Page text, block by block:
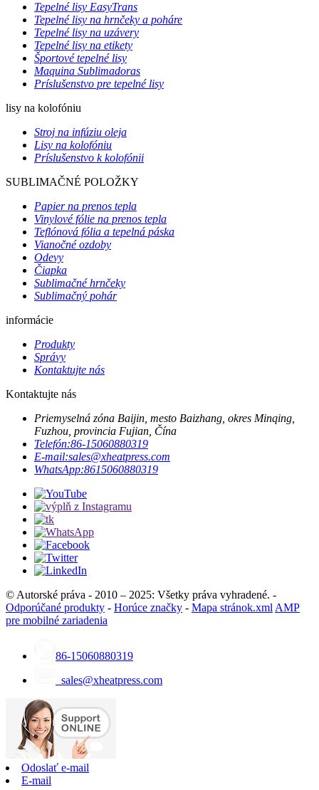
Tepelné lisy EasyTrans
Tepelné lisy na hrnčeky a poháre
Tepelné lisy na uzávery
Tepelné lisy na etikety
Športové tepelné lisy
Maquina Sublimadoras
Príslušenstvo pre tepelné lisy
lisy na kolofóniu
Stroj na infúziu oleja
Lisy na kolofóniu
Príslušenstvo k kolofónii
SUBLIMAČNÉ POLOŽKY
Papier na prenos tepla
Vinylové fólie na prenos tepla
Teflónová fólia a tepelná páska
Vianočné ozdoby
Odevy
Čiapka
Sublimačné hrnčeky
Sublimačný pohár
informácie
Produkty
Správy
Kontaktujte nás
Kontaktujte nás
Priemyselná zóna Baijin, mesto Baizhang, okres Minqing,
Fuzhou, provincia Fujian, Čína
Telefón:86-15060880319
E-mail:sales@xheatpress.com
WhatsApp:8615060880319
© Autorské práva - 2010 – 2025: Všetky práva vyhradené. -
Odporúčané produkty - Horúce značky - Mapa stránok.xml AMP
pre mobilné zariadenia
86-15060880319
sales@xheatpress.com
Odoslať e-mail
E-mail